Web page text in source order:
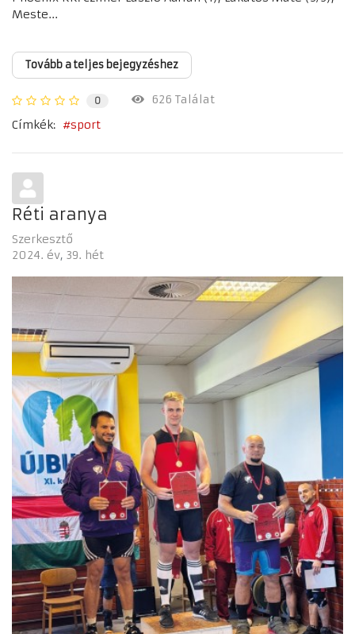
Meste...
Tovább a teljes bejegyzéshez
0
626 Találat
Címkék:
sport
Réti aranya
Szerkesztő
2024. év 39. hét